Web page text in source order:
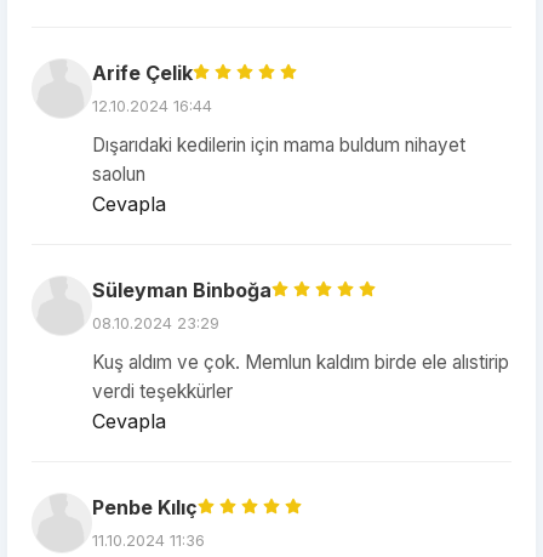
Arife Çelik
12.10.2024 16:44
Dışarıdaki kedilerin için mama buldum nihayet
saolun
Cevapla
Süleyman Binboğa
08.10.2024 23:29
Kuş aldım ve çok. Memlun kaldım birde ele alıstirip
verdi teşekkürler
Cevapla
Penbe Kılıç
11.10.2024 11:36